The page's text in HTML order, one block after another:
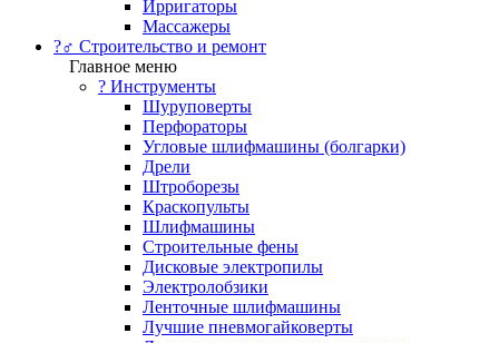
Ирригаторы
Массажеры
?‍♂️ Строительство и ремонт
Главное меню
?️ Инструменты
Шуруповерты
Перфораторы
Угловые шлифмашины (болгарки)
Дрели
Штроборезы
Краскопульты
Шлифмашины
Строительные фены
Дисковые электропилы
Электролобзики
Ленточные шлифмашины
Лучшие пневмогайковерты